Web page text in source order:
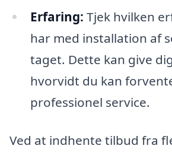
Erfaring: Tjek hvilken
har med installation af
taget. Dette kan give
hvorvidt du kan
professionel service.
Ved at indhente tilbud fra